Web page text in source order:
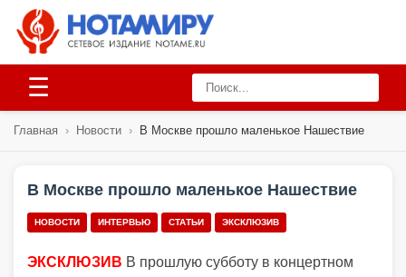
☰
Главная › Новости › В Москве прошло маленькое Нашествие
В Москве прошло маленькое Нашествие
НОВОСТИ ИНТЕРВЬЮ СТАТЬИ ЭКСКЛЮЗИВ
ЭКСКЛЮЗИВ В прошлую субботу в концертном